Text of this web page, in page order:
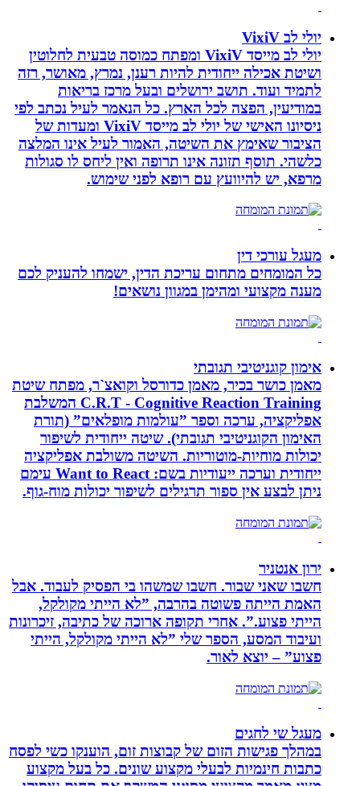
יולי לב VixiV
יולי לב מייסד VixiV ומפתח כמוסה טבעית לחלוטין
ושיטת אכילה ייחודית להיות רענן, נמרץ, מאושר, רזה
לתמיד ועוד. תושב ירושלים ובעל מרכז בריאות
במודיעין, הפצה לכל הארץ. כל הנאמר לעיל נכתב לפי
ניסיונו האישי של יולי לב מייסד VixiV ומעדות של
הציבור שאימץ את השיטה, האמור לעיל אינו המלצה
כלשהי. תוסף תזונה אינו תרופה ואין ליחס לו סגולות
מרפא, יש להיוועץ עם רופא לפני שימוש.
מעגל עורכי דין
כל המומחים מתחום עריכת הדין, ישמחו להעניק לכם
מענה מקצועי ומהימן במגוון נושאים!
אימון קוגניטיבי תגובתי
מאמן כושר בכיר, מאמן כדורסל וקואצ`ר, מפתח שיטת
C.R.T - Cognitive Reaction Training המשלבת
אפליקציה, ערכה וספר ”עולמות מופלאים” (תורת
האימון הקוגניטיבי תגובתי). שיטה ייחודית לשיפור
יכולות מוחיות-מוטוריות. השיטה משולבת אפליקציה
ייחודית וערכה ייעודיות בשם: Want to React עימם
ניתן לבצע אין ספור תרגילים לשיפור יכולות מוח-גוף.
ירון אנטניר
חשבו שאני שבור. חשבו שמשהו בי הפסיק לעבוד. אבל
האמת הייתה פשוטה בהרבה, ”לא הייתי מקולקל,
הייתי פצוע.”. אחרי תקופה ארוכה של כתיבה, זיכרונות
ועיבוד המסע, הספר שלי ”לא הייתי מקולקל, הייתי
פצוע” – יוצא לאור.
מעגל שי לחגים
במהלך פגישות הזום של קבוצות זום, הוענקו כשי לפסח
כתבות חינמיות לבעלי מקצוע שונים. כל בעל מקצוע